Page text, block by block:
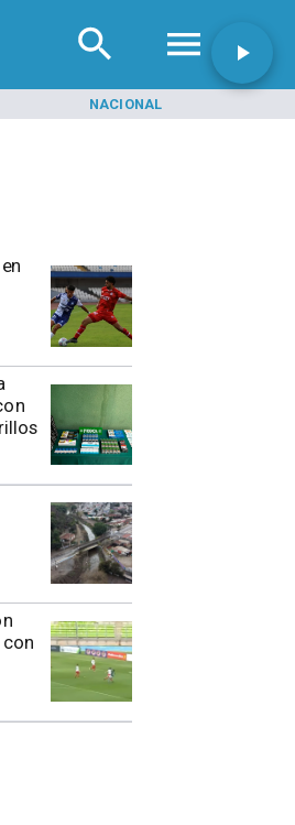
NACIONAL